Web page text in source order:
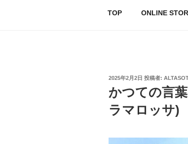
TOP ONLINE
投
日:
2025年2月2日 投稿者:
かつての言
ラマロッサ)